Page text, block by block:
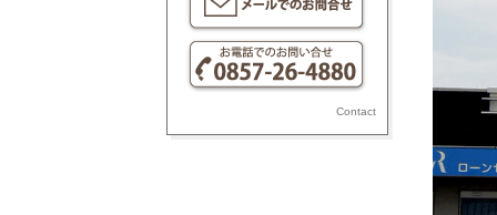
Contact